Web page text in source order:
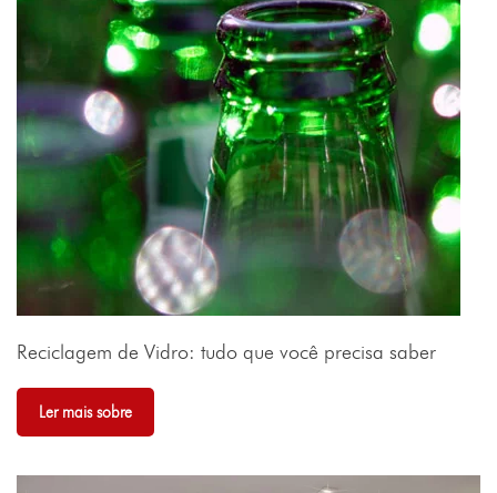
Reciclagem de Vidro: tudo que você precisa saber
Ler mais sobre